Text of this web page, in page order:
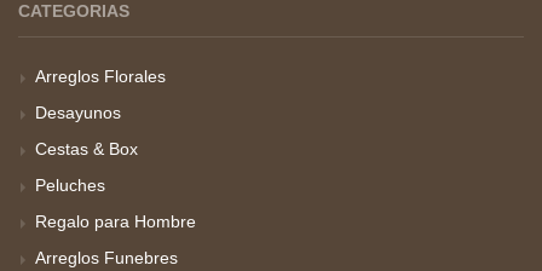
CATEGORIAS
Arreglos Florales
Desayunos
Cestas & Box
Peluches
Regalo para Hombre
Arreglos Funebres